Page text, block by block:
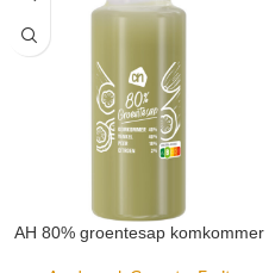
AH 80% groentesap komkommer